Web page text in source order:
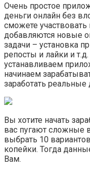
Очень простое
деньги онлайн без
сможете
добавляются новые
задачи – установка
репосты и лайки и
устанавливаем
начинаем
заработать реальные
Вы хотите начать
вас пугают сложные
выбрать 10
копейки. Тогда
Вам.